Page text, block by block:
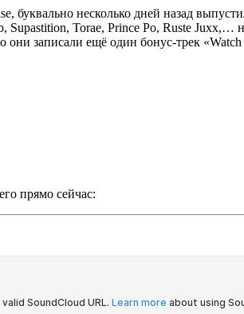
буквально несколько дней назад
Supastition, Torae, Prince Po, Ruste Juxx,…
они записали ещё один бонус-трек
прямо сейчас: